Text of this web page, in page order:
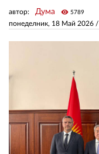
понеделник, 18 Май 2026 /
автор: Дума visibility 5789